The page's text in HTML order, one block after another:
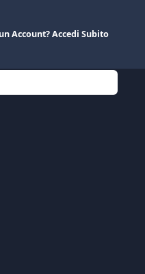
Account? Accedi Subito